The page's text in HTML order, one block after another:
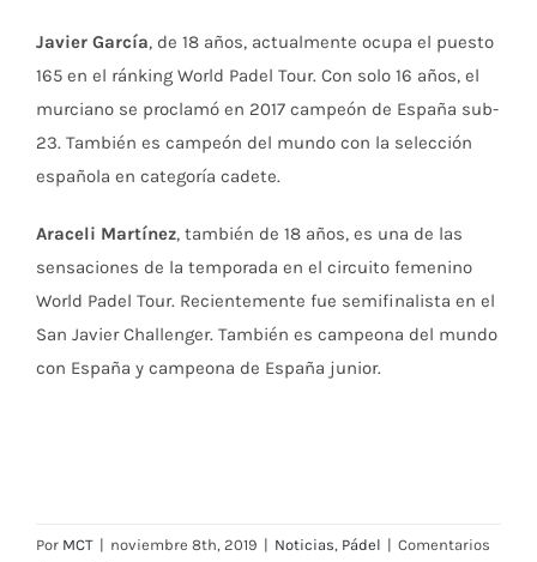
Javier García, de 18 años, actualmente ocupa el puesto
165 en el ránking World Padel Tour. Con solo 16 años, el
murciano se proclamó en 2017 campeón de España sub-
23. También es campeón del mundo con la selección
española en categoría cadete.
Araceli Martínez, también de 18 años, es una de las
sensaciones de la temporada en el circuito femenino
World Padel Tour. Recientemente fue semifinalista en el
San Javier Challenger. También es campeona del mundo
con España y campeona de España junior.
Por MCT | noviembre 8th, 2019 | Noticias, Pádel | Comentarios